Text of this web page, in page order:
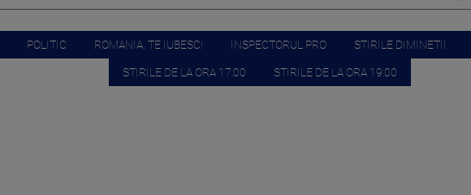
POLITIC ROMANIA, TE IUBESC! INSPECTORUL PRO STIRILE DIMINETII
STIRILE DE LA ORA 17:00 STIRILE DE LA ORA 19:00